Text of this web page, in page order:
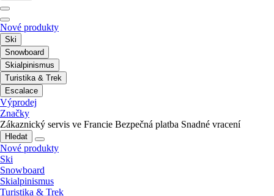
Nové produkty
Ski
Snowboard
Skialpinismus
Turistika & Trek
Escalace
Výprodej
Značky
Zákaznický servis ve Francie Bezpečná platba Snadné vracení
Hledat
Nové produkty
Ski
Snowboard
Skialpinismus
Turistika & Trek